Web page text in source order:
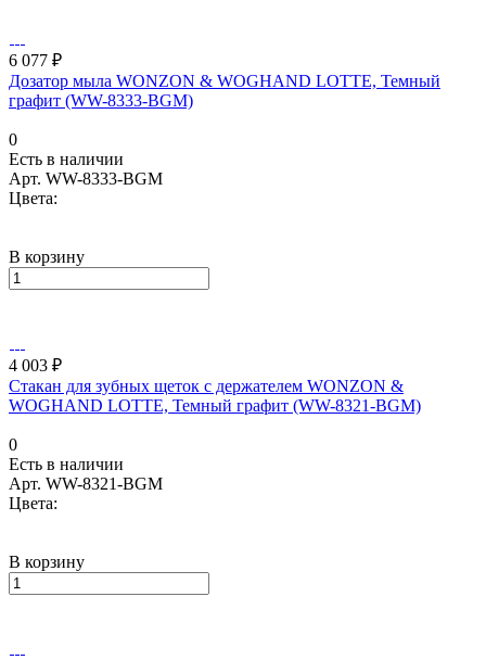
6 077 ₽
Дозатор мыла WONZON & WOGHAND LOTTE, Темный
графит (WW-8333-BGM)
0
Есть в наличии
Арт. WW-8333-BGM
Цвета:
В корзину
4 003 ₽
Стакан для зубных щеток с держателем WONZON &
WOGHAND LOTTE, Темный графит (WW-8321-BGM)
0
Есть в наличии
Арт. WW-8321-BGM
Цвета:
В корзину